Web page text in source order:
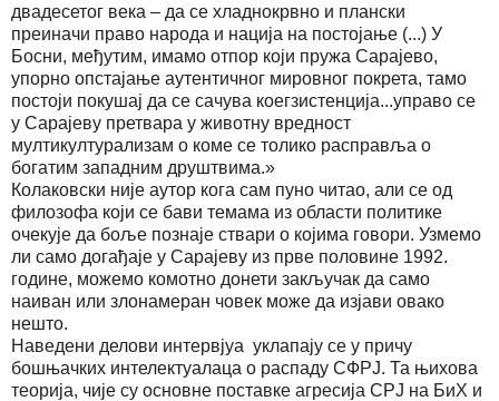
двадесетог века – да се хладнокрвно и плански
преиначи право народа и нација на постојање (...) У
Босни, међутим, имамо отпор који пружа Сарајево,
упорно опстајање аутентичног мировног покрета, тамо
постоји покушај да се сачува коегзистенција...управо се
у Сарајеву претвара у животну вредност
мултикултурализам о коме се толико расправља о
богатим западним друштвима.»
Колаковски није аутор кога сам пуно читао, али се од
филозофа који се бави темама из области политике
очекује да боље познаје ствари о којима говори. Узмемо
ли само догађаје у Сарајеву из прве половине 1992.
године, можемо комотно донети закључак да само
наиван или злонамеран човек може да изјави овако
нешто.
Наведени делови интервјуа уклапају се у причу
бошњачких интелектуалаца о распаду СФРЈ. Та њихова
теорија, чије су основне поставке агресија СРЈ на БиХ и